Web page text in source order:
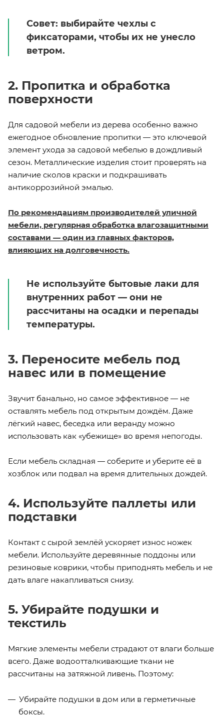
Совет: выбирайте чехлы с
фиксаторами, чтобы их не унесло
ветром.
2. Пропитка и обработка
поверхности
Для садовой мебели из дерева особенно важно
ежегодное обновление пропитки — это ключевой
элемент ухода за садовой мебелью в дождливый
сезон. Металлические изделия стоит проверять на
наличие сколов краски и подкрашивать
антикоррозийной эмалью.
По рекомендациям производителей уличной
мебели, регулярная обработка влагозащитными
составами — один из главных факторов,
влияющих на долговечность.
Не используйте бытовые лаки для
внутренних работ — они не
рассчитаны на осадки и перепады
температуры.
3. Переносите мебель под
навес или в помещение
Звучит банально, но самое эффективное — не
оставлять мебель под открытым дождём. Даже
лёгкий навес, беседка или веранду можно
использовать как «убежище» во время непогоды.
Если мебель складная — соберите и уберите её в
хозблок или подвал на время длительных дождей.
4. Используйте паллеты или
подставки
Контакт с сырой землёй ускоряет износ ножек
мебели. Используйте деревянные поддоны или
резиновые коврики, чтобы приподнять мебель и не
дать влаге накапливаться снизу.
5. Убирайте подушки и
текстиль
Мягкие элементы мебели страдают от влаги больше
всего. Даже водоотталкивающие ткани не
рассчитаны на затяжной ливень. Поэтому:
Убирайте подушки в дом или в герметичные
боксы.